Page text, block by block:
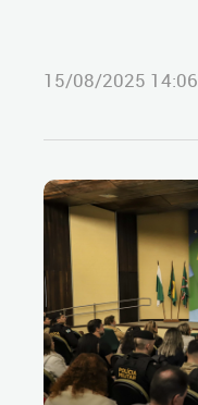
15/08/2025 14:06